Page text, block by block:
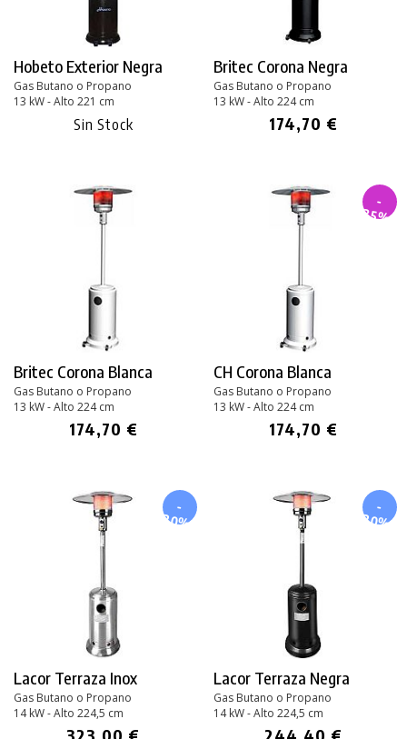
Hobeto Exterior Negra
Gas Butano o Propano
13 kW - Alto 221 cm
Sin Stock
Britec Corona Negra
Gas Butano o Propano
13 kW - Alto 224 cm
174,70 €
Britec Corona Blanca
Gas Butano o Propano
13 kW - Alto 224 cm
174,70 €
-
35%
CH Corona Blanca
Gas Butano o Propano
13 kW - Alto 224 cm
174,70 €
-
20%
Lacor Terraza Inox
Gas Butano o Propano
14 kW - Alto 224,5 cm
323,00 €
-
20%
Lacor Terraza Negra
Gas Butano o Propano
14 kW - Alto 224,5 cm
244,40 €